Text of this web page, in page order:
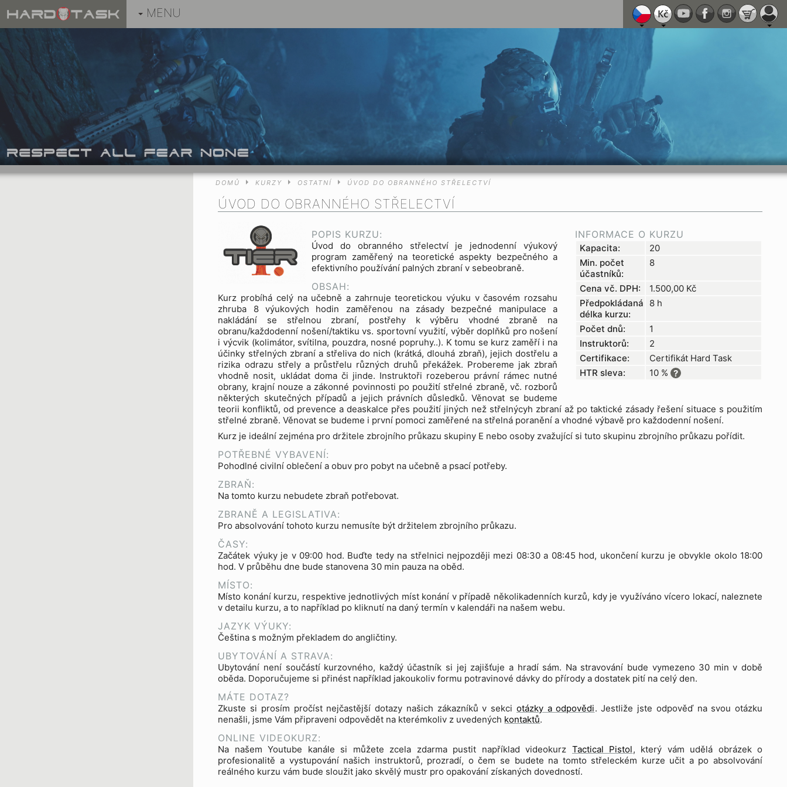
MENU
DOMŮ KURZY OSTATNÍ ÚVOD DO OBRANNÉHO STŘELECTVÍ
ÚVOD DO OBRANNÉHO STŘELECTVÍ
INFORMACE O KURZU
Kapacita:
20
Min. počet
účastníků:
8
Cena vč. DPH: 1.500,00 Kč
Předpokládaná
délka kurzu:
8 h
Počet dnů:
1
Instruktorů:
2
Certifikace:
Certifikát Hard Task
HTR sleva:
10 % ?
POPIS KURZU:
Úvod do obranného střelectví je jednodenní výukový
program zaměřený na teoretické aspekty bezpečného a
efektivního používání palných zbraní v sebeobraně.
OBSAH:
Kurz probíhá celý na učebně a zahrnuje teoretickou výuku v časovém rozsahu
zhruba 8 výukových hodin zaměřenou na zásady bezpečné manipulace a
nakládání se střelnou zbraní, postřehy k výběru vhodné zbraně na
obranu/každodenní nošení/taktiku vs. sportovní využití, výběr doplňků pro nošení
i výcvik (kolimátor, svítilna, pouzdra, nosné popruhy..). K tomu se kurz zaměří i na
účinky střelných zbraní a střeliva do nich (krátká, dlouhá zbraň), jejich dostřelu a
rizika odrazu střely a průstřelu různých druhů překážek. Probereme jak zbraň
vhodně nosit, ukládat doma či jinde. Instruktoři rozeberou právní rámec nutné
obrany, krajní nouze a zákonné povinnosti po použití střelné zbraně, vč. rozborů
některých skutečných případů a jejich právních důsledků. Věnovat se budeme
teorii konfliktů, od prevence a deaskalce přes použití jiných než střelnýcyh zbraní až po taktické zásady řešení situace s použitím
střelné zbraně. Věnovat se budeme i první pomoci zaměřené na střelná poranění a vhodné výbavě pro každodenní nošení.
Kurz je ideální zejména pro držitele zbrojního průkazu skupiny E nebo osoby zvažující si tuto skupinu zbrojního průkazu pořídit.
POTŘEBNÉ VYBAVENÍ:
Pohodlné civilní oblečení a obuv pro pobyt na učebně a psací potřeby.
ZBRAŇ:
Na tomto kurzu nebudete zbraň potřebovat.
ZBRANĚ A LEGISLATIVA:
Pro absolvování tohoto kurzu nemusíte být držitelem zbrojního průkazu.
ČASY:
Začátek výuky je v 09:00 hod. Buďte tedy na střelnici nejpozději mezi 08:30 a 08:45 hod, ukončení kurzu je obvykle okolo 18:00
hod. V průběhu dne bude stanovena 30 min pauza na oběd.
MÍSTO:
Místo konání kurzu, respektive jednotlivých míst konání v případě několikadenních kurzů, kdy je využíváno vícero lokací, naleznete
v detailu kurzu, a to například po kliknutí na daný termín v kalendáři na našem webu.
JAZYK VÝUKY:
Čeština s možným překladem do angličtiny.
UBYTOVÁNÍ A STRAVA:
Ubytování není součástí kurzovného, každý účastník si jej zajišťuje a hradí sám. Na stravování bude vymezeno 30 min v době
oběda. Doporučujeme si přinést například jakoukoliv formu potravinové dávky do přírody a dostatek pití na celý den.
MÁTE DOTAZ?
Zkuste si prosím pročíst nejčastější dotazy našich zákazníků v sekci otázky a odpovědi. Jestliže jste odpověď na svou otázku
nenašli, jsme Vám připraveni odpovědět na kterémkoliv z uvedených kontaktů.
ONLINE VIDEOKURZ:
Na našem Youtube kanále si můžete zcela zdarma pustit například videokurz Tactical Pistol, který vám udělá obrázek o
profesionalitě a vystupování našich instruktorů, prozradí, o čem se budete na tomto střeleckém kurze učit a po absolvování
reálného kurzu vám bude sloužit jako skvělý mustr pro opakování získaných dovedností.